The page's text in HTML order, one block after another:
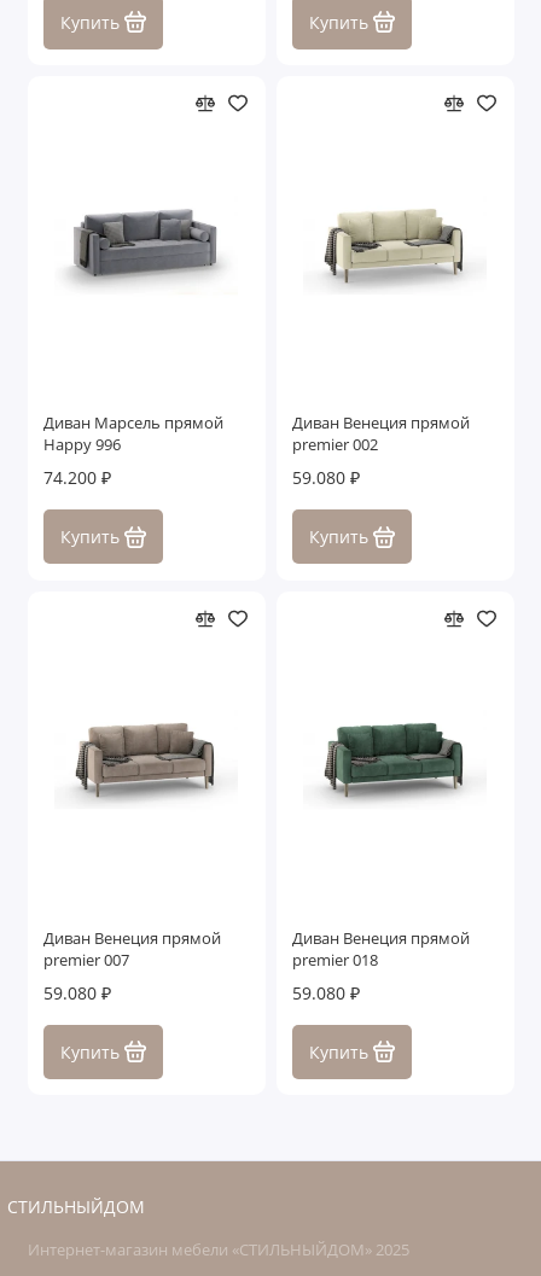
Купить Купить
Диван Марсель прямой
Happy 996
74.200 ₽
Купить
Диван Венеция прямой
premier 002
59.080 ₽
Купить
Диван Венеция прямой
premier 007
59.080 ₽
Купить
Диван Венеция прямой
premier 018
59.080 ₽
Купить
СТИЛЬНЫЙДОМ
Интернет-магазин мебели «СТИЛЬНЫЙДОМ» 2025